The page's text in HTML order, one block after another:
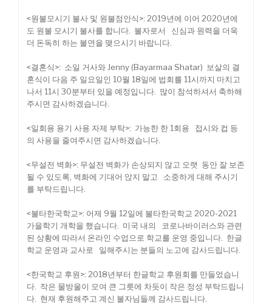
<원불모시기 불사 및 원불점안식>: 2019년에 이어 2020년에
도 원불 모시기 불사를 합니다. 불자로서 신심과 원력을 더욱
더 돈독히 하는 불연을 맺으시기 바랍니다.
<결혼식>: 소일 거사와 Jenny (Bayarmaa Shatar) 보살의 결
혼식이 다음 주 일요일인 10월 18일에 법회를 11시까지 마치고
나서 11시 30분부터 있을 예정입니다. 많이 참석하셔서 축하해
주시면 감사하겠습니다.
<일회용 용기 사용 자제 부탁>: 가능한 한 1회용 접시와 컵 등
의 사용을 줄여주시면 감사하겠습니다.
<무설전 벽화>: 무설전 벽화가 손상되지 않고 오랫 동안 잘 보존
될 수 있도록, 벽화에 기대어 앉지 말고 소중하게 대해 주시기
를 부탁드립니다.
<불타한국학교>: 어제 9월 12일에 불타한국학교 2020-2021
가을학기 개학을 했습니다. 미국 내의 코로나바이러스와 관련
된 상황에 따라서 온라인 수업으로 학교를 운영 중입니다. 한글
학교 운영과 교사로 일해주시는 분들의 노고에 감사드립니다.
<한국학교 후원>: 2018년부터 한글학교 후원회를 만들었습니
다. 작은 물방울이 모여 큰 그릇에 차듯이 작은 정성 부탁드립니
다. 현재 후원해주고 계신 불자님들께 감사드립니다.